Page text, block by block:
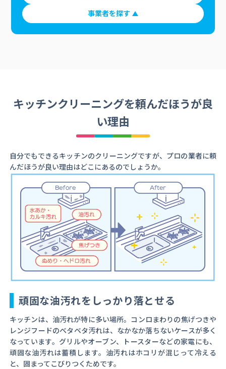
事業者を探す
キッチンクリーニングを頼んだほうが良
い理由
自分でもできるキッチンのクリーニングですが、プロの業者に頼
んだほうが良い理由はどこにあるのでしょうか。
頑固な油汚れをしっかり落とせる
キッチンは、油汚れが特に多い場所。コンロまわりの焦げつきや
レンジフードのベタベタ汚れは、なかなか落ちないケースが多く
なっています。グリルやオーブン、トースターなどの家電にも、
頑固な油汚れは蓄積します。油汚れはホコリが混じって冷える
と、固まってこびりつくためです。